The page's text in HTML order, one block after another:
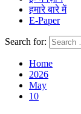
हमारे बारे में
E-Paper
Search for:
Home
2026
May
10